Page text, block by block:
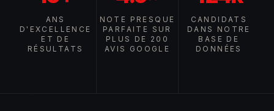
ANS
D'EXCELLENCE
ET DE
RÉSULTATS
NOTE PRESQUE
PARFAITE SUR
PLUS DE 200
AVIS GOOGLE
CANDIDATS
DANS NOTRE
BASE DE
DONNÉES